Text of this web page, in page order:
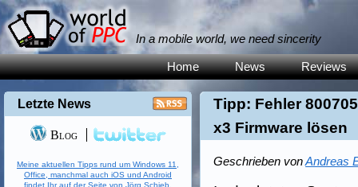
In a mobile world, we need sincerity
Home News Reviews
Tipp: Fehler
x3 Firmware lösen
Geschrieben vonAndreas
Letzte News
Blog
Meine aktuellen Tipps rund um Windows 11,
Office, manchmal auch iOS und Android
findet Ihr auf der Seite von Jörg Schieb.